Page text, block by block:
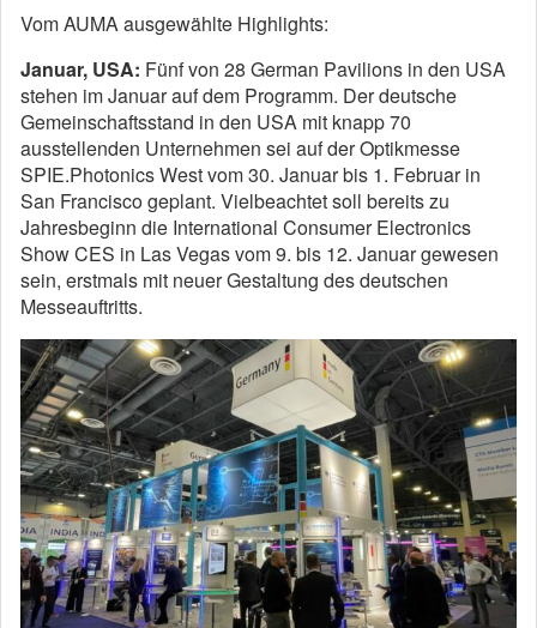
Vom AUMA ausgewählte Highlights:
Januar, USA: Fünf von 28 German Pavilions in den USA
stehen im Januar auf dem Programm. Der deutsche
Gemeinschaftsstand in den USA mit knapp 70
ausstellenden Unternehmen sei auf der Optikmesse
SPIE.Photonics West vom 30. Januar bis 1. Februar in
San Francisco geplant. Vielbeachtet soll bereits zu
Jahresbeginn die International Consumer Electronics
Show CES in Las Vegas vom 9. bis 12. Januar gewesen
sein, erstmals mit neuer Gestaltung des deutschen
Messeauftritts.